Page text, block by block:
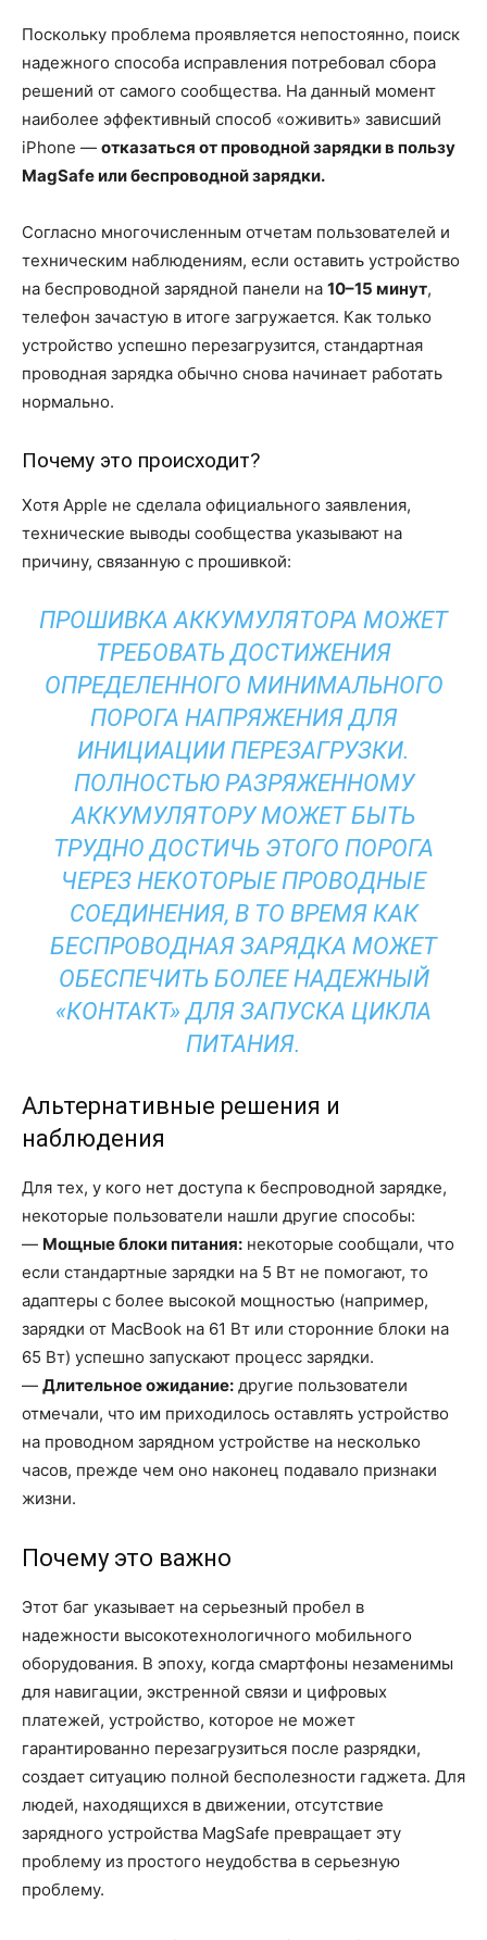
Поскольку проблема проявляется непостоянно, поиск
надежного способа исправления потребовал сбора
решений от самого сообщества. На данный момент
наиболее эффективный способ «оживить» зависший
iPhone — отказаться от проводной зарядки в пользу
MagSafe или беспроводной зарядки.
Согласно многочисленным отчетам пользователей и
техническим наблюдениям, если оставить устройство
на беспроводной зарядной панели на 10–15 минут,
телефон зачастую в итоге загружается. Как только
устройство успешно перезагрузится, стандартная
проводная зарядка обычно снова начинает работать
нормально.
Почему это происходит?
Хотя Apple не сделала официального заявления,
технические выводы сообщества указывают на
причину, связанную с прошивкой:
ПРОШИВКА АККУМУЛЯТОРА МОЖЕТ
ТРЕБОВАТЬ ДОСТИЖЕНИЯ
ОПРЕДЕЛЕННОГО МИНИМАЛЬНОГО
ПОРОГА НАПРЯЖЕНИЯ ДЛЯ
ИНИЦИАЦИИ ПЕРЕЗАГРУЗКИ.
ПОЛНОСТЬЮ РАЗРЯЖЕННОМУ
АККУМУЛЯТОРУ МОЖЕТ БЫТЬ
ТРУДНО ДОСТИЧЬ ЭТОГО ПОРОГА
ЧЕРЕЗ НЕКОТОРЫЕ ПРОВОДНЫЕ
СОЕДИНЕНИЯ, В ТО ВРЕМЯ КАК
БЕСПРОВОДНАЯ ЗАРЯДКА МОЖЕТ
ОБЕСПЕЧИТЬ БОЛЕЕ НАДЕЖНЫЙ
«КОНТАКТ» ДЛЯ ЗАПУСКА ЦИКЛА
ПИТАНИЯ.
Альтернативные решения и
наблюдения
Для тех, у кого нет доступа к беспроводной зарядке,
некоторые пользователи нашли другие способы:
— Мощные блоки питания: некоторые сообщали, что
если стандартные зарядки на 5 Вт не помогают, то
адаптеры с более высокой мощностью (например,
зарядки от MacBook на 61 Вт или сторонние блоки на
65 Вт) успешно запускают процесс зарядки.
— Длительное ожидание: другие пользователи
отмечали, что им приходилось оставлять устройство
на проводном зарядном устройстве на несколько
часов, прежде чем оно наконец подавало признаки
жизни.
Почему это важно
Этот баг указывает на серьезный пробел в
надежности высокотехнологичного мобильного
оборудования. В эпоху, когда смартфоны незаменимы
для навигации, экстренной связи и цифровых
платежей, устройство, которое не может
гарантированно перезагрузиться после разрядки,
создает ситуацию полной бесполезности гаджета. Для
людей, находящихся в движении, отсутствие
зарядного устройства MagSafe превращает эту
проблему из простого неудобства в серьезную
проблему.